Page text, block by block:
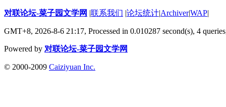
对联论坛-菜子园文学网 |联系我们 |论坛统计|Archiver|WAP|
GMT+8, 2026-8-6 21:17, Processed in 0.010287 second(s), 4
Powered by 对联论坛-菜子园文学网
© 2000-2009 Caiziyuan Inc.